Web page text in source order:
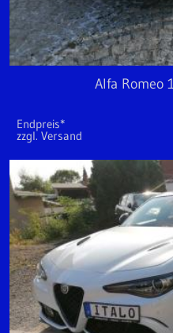
Alfa Romeo
Endpreis*
zzgl. Versand